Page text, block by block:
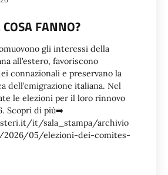
FANNO?
gli interessi della
all’estero, favoriscono
connazionali e preservano la
dell’emigrazione italiana. Nel
le elezioni per il loro rinnovo
Scopri di più➡️
it/sala_stampa/archivio
05/elezioni-dei-comites-